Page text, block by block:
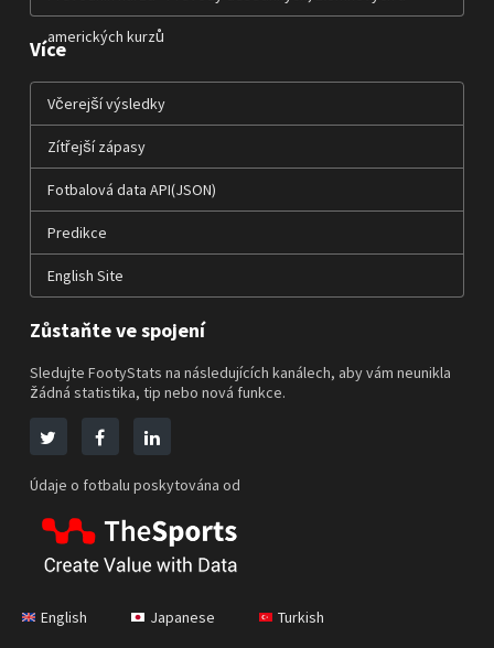
amerických kurzů
Více
Včerejší výsledky
Zítřejší zápasy
Fotbalová data API(JSON)
Predikce
English Site
Zůstaňte ve spojení
Sledujte FootyStats na následujících kanálech, aby vám neunikla
žádná statistika, tip nebo nová funkce.
Údaje o fotbalu poskytována od
English Japanese Turkish